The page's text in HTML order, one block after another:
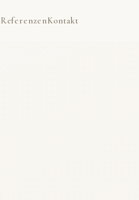
ReferenzenKontakt